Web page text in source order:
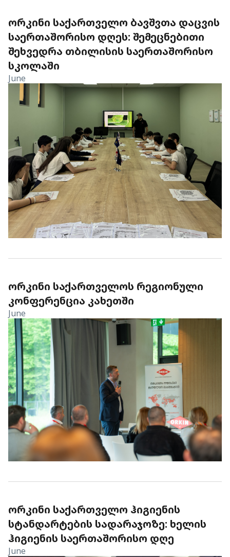
ᲝᲠᲙᲘᲜᲘ ᲡᲐᲥᲐᲠᲗᲕᲔᲚᲝ ᲑᲐᲕᲨᲕᲗᲐ ᲓᲐᲪᲕᲘᲡ
ᲡᲐᲔᲠᲗᲐᲨᲝᲠᲘᲡᲝ ᲓᲦᲔᲡ: ᲨᲔᲛᲔᲪᲜᲔᲑᲘᲗᲘ
ᲨᲔᲮᲕᲔᲓᲠᲐ ᲗᲑᲘᲚᲘᲡᲘᲡ ᲡᲐᲔᲠᲗᲐᲨᲝᲠᲘᲡᲝ
ᲡᲙᲝᲚᲐᲨᲘ
June
ᲝᲠᲙᲘᲜᲘ ᲡᲐᲥᲐᲠᲗᲕᲔᲚᲝᲡ ᲠᲔᲒᲘᲝᲜᲣᲚᲘ
ᲙᲝᲜᲤᲔᲠᲔᲜᲪᲘᲐ ᲙᲐᲮᲔᲗᲨᲘ
June
ᲝᲠᲙᲘᲜᲘ ᲡᲐᲥᲐᲠᲗᲕᲔᲚᲝ ᲰᲘᲒᲘᲔᲜᲘᲡ
ᲡᲢᲐᲜᲓᲐᲠᲢᲔᲑᲘᲡ ᲡᲐᲓᲐᲠᲐᲯᲝᲖᲔ: ᲮᲔᲚᲘᲡ
ᲰᲘᲒᲘᲔᲜᲘᲡ ᲡᲐᲔᲠᲗᲐᲨᲝᲠᲘᲡᲝ ᲓᲦᲔ
June